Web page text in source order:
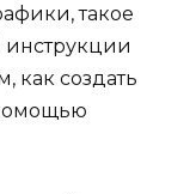
такое
инструкции
как создать